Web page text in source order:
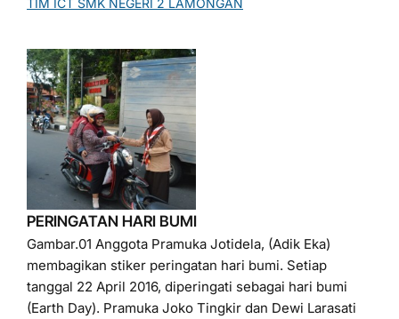
TIM ICT SMK NEGERI 2 LAMONGAN
PERINGATAN HARI BUMI
Gambar.01 Anggota Pramuka Jotidela, (Adik Eka)
membagikan stiker peringatan hari bumi. Setiap
tanggal 22 April 2016, diperingati sebagai hari bumi
(Earth Day). Pramuka Joko Tingkir dan Dewi Larasati